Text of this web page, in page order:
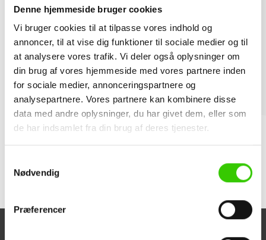
Denne hjemmeside bruger cookies
Vi bruger cookies til at tilpasse vores indhold og
annoncer, til at vise dig funktioner til sociale medier og til
at analysere vores trafik. Vi deler også oplysninger om
din brug af vores hjemmeside med vores partnere inden
for sociale medier, annonceringspartnere og
analysepartnere. Vores partnere kan kombinere disse
data med andre oplysninger, du har givet dem, eller som
de har indsamlet fra din brug af deres tjenester.
Nødvendig
Præferencer
Skrue udvalg
Under dokumenter finder du alle vores skruer
Kontakt os